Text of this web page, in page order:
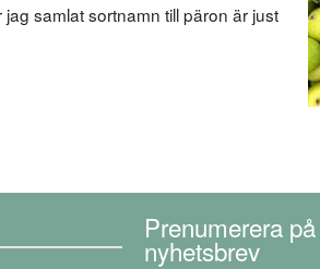
samlat sortnamn till päron är just
Prenumerera
nyhetsbrev